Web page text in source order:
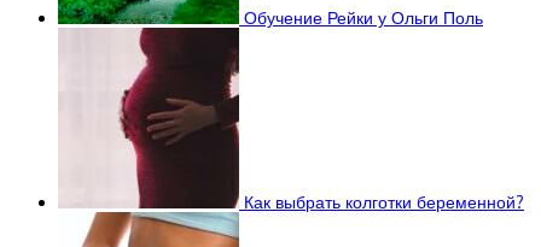
Обучение Рейки у Ольги Поль
Как выбрать колготки беременной?